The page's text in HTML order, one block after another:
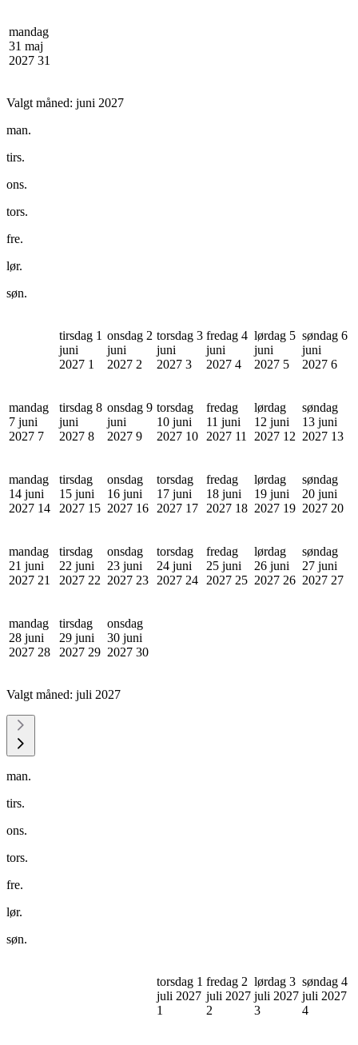
mandag
31 maj
2027 31
Valgt måned: juni 2027
man.
tirs.
ons.
tors.
fre.
lør.
søn.
tirsdag 1
juni
2027 1
onsdag 2
juni
2027 2
torsdag 3
juni
2027 3
fredag 4
juni
2027 4
lørdag 5
juni
2027 5
søndag 6
juni
2027 6
mandag
7 juni
2027 7
tirsdag 8
juni
2027 8
onsdag 9
juni
2027 9
torsdag
10 juni
2027 10
fredag
11 juni
2027 11
lørdag
12 juni
2027 12
søndag
13 juni
2027 13
mandag
14 juni
2027 14
tirsdag
15 juni
2027 15
onsdag
16 juni
2027 16
torsdag
17 juni
2027 17
fredag
18 juni
2027 18
lørdag
19 juni
2027 19
søndag
20 juni
2027 20
mandag
21 juni
2027 21
tirsdag
22 juni
2027 22
onsdag
23 juni
2027 23
torsdag
24 juni
2027 24
fredag
25 juni
2027 25
lørdag
26 juni
2027 26
søndag
27 juni
2027 27
mandag
28 juni
2027 28
tirsdag
29 juni
2027 29
onsdag
30 juni
2027 30
Valgt måned: juli 2027
man.
tirs.
ons.
tors.
fre.
lør.
søn.
torsdag 1
juli 2027
1
fredag 2
juli 2027
2
lørdag 3
juli 2027
3
søndag 4
juli 2027
4